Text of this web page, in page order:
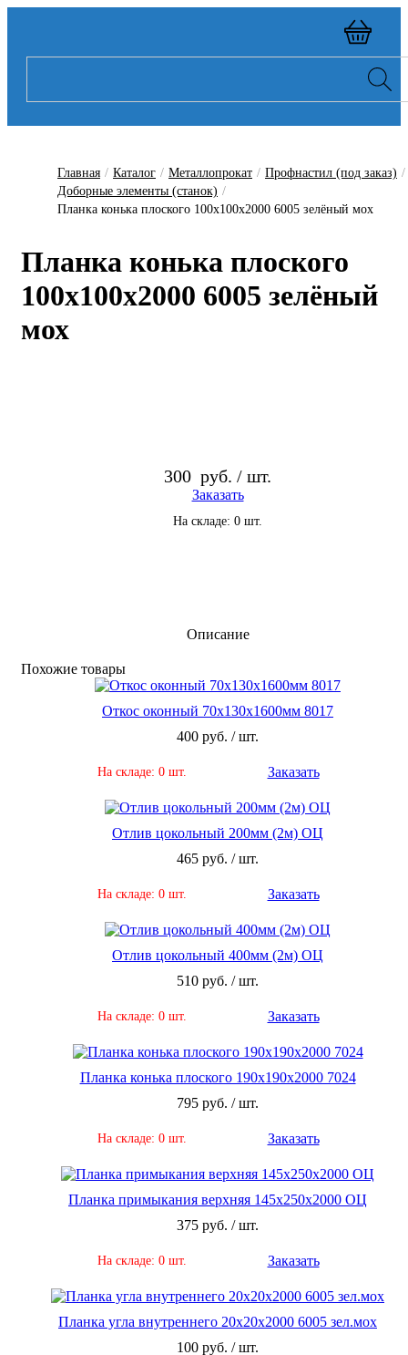
Главная / Каталог / Металлопрокат / Профнастил (под заказ) /
Доборные элементы (станок) /
Планка конька плоского 100х100х2000 6005 зелёный мох
Планка конька плоского
100х100х2000 6005 зелёный
мох
300 руб. / шт.
Заказать
На складе: 0 шт.
Описание
По­хо­жие то­ва­ры
Откос оконный 70х130х1600мм 8017
400 руб. / шт.
На складе: 0 шт. Заказать
Отлив цокольный 200мм (2м) ОЦ
465 руб. / шт.
На складе: 0 шт. Заказать
Отлив цокольный 400мм (2м) ОЦ
510 руб. / шт.
На складе: 0 шт. Заказать
Планка конька плоского 190х190х2000 7024
795 руб. / шт.
На складе: 0 шт. Заказать
Планка примыкания верхняя 145х250х2000 ОЦ
375 руб. / шт.
На складе: 0 шт. Заказать
Планка угла внутреннего 20х20х2000 6005 зел.мох
100 руб. / шт.